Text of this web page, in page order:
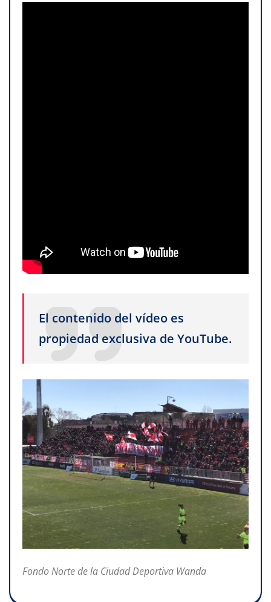
El contenido del vídeo es
propiedad exclusiva de YouTube.
Fondo Norte de la Ciudad Deportiva Wanda